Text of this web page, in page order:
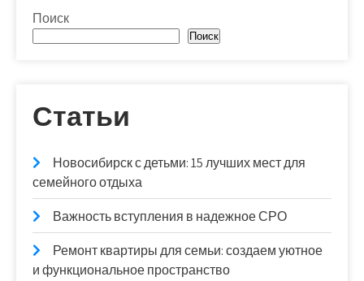
Поиск
Поиск
Статьи
Новосибирск с детьми: 15 лучших мест для
семейного отдыха
Важность вступления в надежное СРО
Ремонт квартиры для семьи: создаем уютное
и функциональное пространство